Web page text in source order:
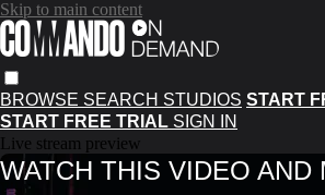
Skip to main content
BROWSE SEARCH STUDIOS START
START FREE TRIAL SIGN IN
Live stream preview
WATCH THIS VIDEO